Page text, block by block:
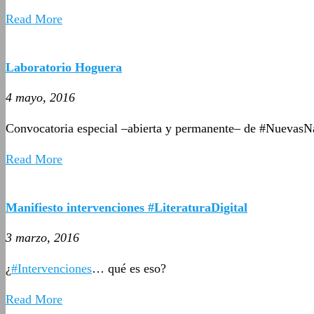
Read More
Laboratorio Hoguera
4 mayo, 2016
Convocatoria especial –abierta y permanente­– de
Read More
Manifiesto intervenciones #LiteraturaDigital
3 marzo, 2016
¿#Intervenciones… qué es eso?
Read More